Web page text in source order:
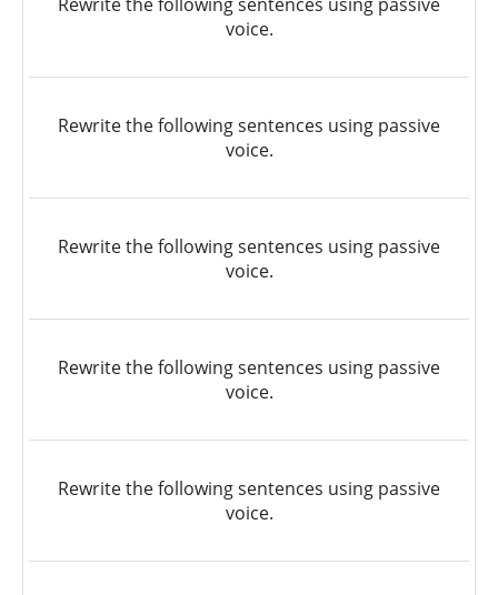
voice.
Rewrite the following sentences using passive
voice.
Rewrite the following sentences using passive
voice.
Rewrite the following sentences using passive
voice.
Rewrite the following sentences using passive
voice.